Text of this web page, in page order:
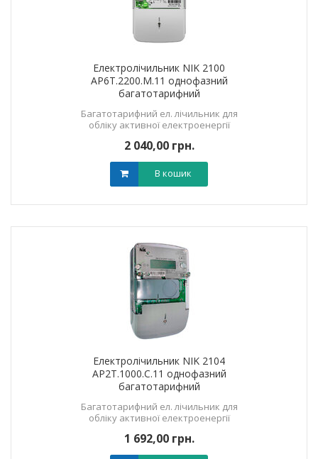
Електролічильник NIK 2100
AP6T.2200.М.11 однофазний
багатотарифний
Багатотарифний ел. лічильник для
обліку активної електроенергії
2 040,00 грн.
В кошик
Електролічильник NIK 2104
AP2T.1000.C.11 однофазний
багатотарифний
Багатотарифний ел. лічильник для
обліку активної електроенергії
1 692,00 грн.